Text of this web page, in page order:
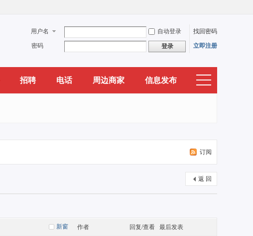
用户名 自动登录 找回密码
密码 登录 立即注册
招聘 电话 周边商家 信息发布
订阅
返 回
新窗 作者 回复/查看 最后发表